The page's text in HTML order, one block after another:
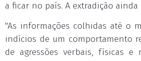
a ficar no país. A extradição
"As informações colhidas até o
indícios de um comportamento
de agressões verbais, físicas e